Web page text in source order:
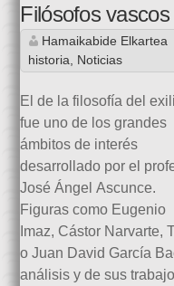
Filósofos
Hamaikabide Elkartea
historia
Noticias
El de la filosofía del
fue uno de los grandes
ámbitos de interés
desarrollado por el
José Ángel Ascunce.
Figuras como Eugenio
Imaz, Cástor Narvarte,
o Juan David García
análisis y de sus